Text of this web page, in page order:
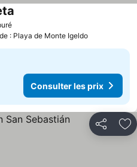
: Playa de Monte Igeldo
Consulter les prix
Partager